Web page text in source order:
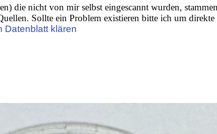
die nicht von mir selbst eingescannt wurden,
Sollte ein Problem existieren bitte ich um direkte
Datenblatt klären